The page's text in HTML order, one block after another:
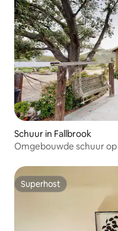
Schuur in Fallbrook
Omgebouwde schuur
Superhost
Superhost